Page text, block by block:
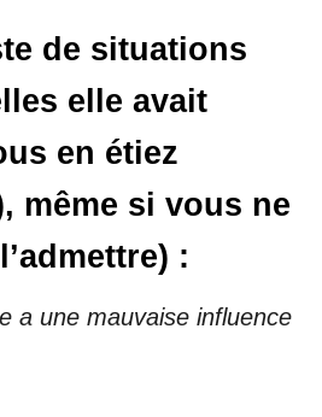
de situations
elle avait
en étiez
même si vous ne
:
a une mauvaise influence